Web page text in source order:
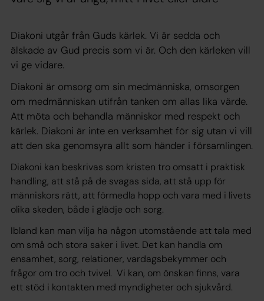
Diakoni utgår från Guds kärlek. Vi är sedda och
älskade av Gud precis som vi är. Och den kärleken vill
vi ge vidare.
Diakoni är omsorg om sin medmänniska, omsorgen
om medmänniskan utifrån tanken om allas lika värde.
Att möta och behandla människor med respekt och
kärlek. Diakoni är inte en verksamhet för sig utan vi vill
att den ska genomsyra allt som händer i församlingen.
Diakoni kan beskrivas som kristen tro omsatt i praktisk
handling, att stå på de svagas sida, att stå upp för
människors rätt, att förmedla hopp och vara med i livets
olika skeden, både i glädje och sorg.
Ibland kan man vilja ha någon utomstående att tala med
om små och stora saker i livet. Det kan handla om
ensamhet, sorg, relationer, vardagsbekymmer och
frågor om tro och tvivel. Vi kan, om önskan finns, vara
ett stöd i kontakten med myndigheter och sjukvård.